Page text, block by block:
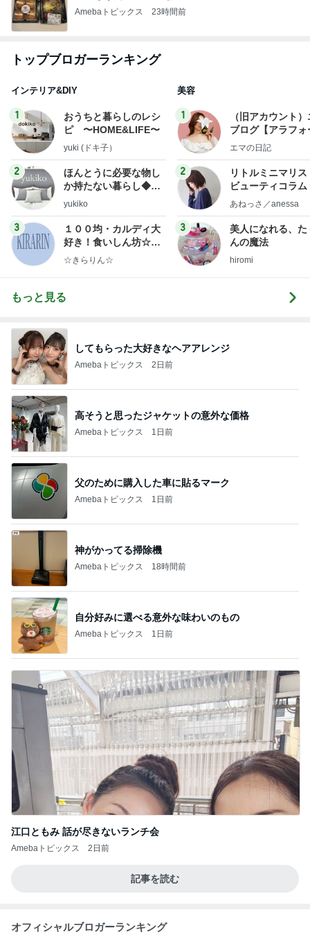
Amebaトピックス 23時間前
トップブロガーランキング
インテリア&DIY
1
おうちと暮らしのレシ
ピ 〜HOME&LIFE〜
yuki (ドキ子）
2
ほんとうに必要な物し
か持たない暮らし◆Ke
ep Life Simple◆〜イ
yukiko
3
１００均・カルディ大
好き！食いしん坊☆き
らりん☆のブログ
☆きらりん☆
美容
1
（旧アカウント
ブログ【アラフォ
社売却セカンドラ
エマの日記
2
リトルミニマリス
ビューティコラ
little
あねっさ／anessa
3
美人になれる、た
んの魔法
hiromi
もっと見る
してもらった大好きなヘアアレンジ
Amebaトピックス 2日前
高そうと思ったジャケットの意外な価格
Amebaトピックス 1日前
父のために購入した車に貼るマーク
Amebaトピックス 1日前
神がかってる掃除機
Amebaトピックス 18時間前
自分好みに選べる意外な味わいのもの
Amebaトピックス 1日前
江口ともみ 話が尽きないランチ会
Amebaトピックス 2日前
記事を読む
オフィシャルブロガーランキング